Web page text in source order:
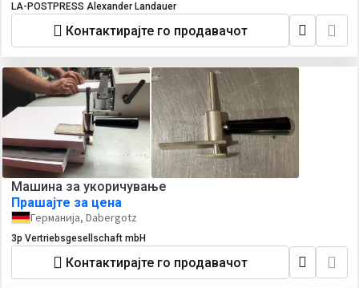
LA-POSTPRESS Alexander Landauer
Контактирајте го продавачот
Машина за укоричување
Прашајте за цена
Германија, Dabergotz
3p Vertriebsgesellschaft mbH
Контактирајте го продавачот